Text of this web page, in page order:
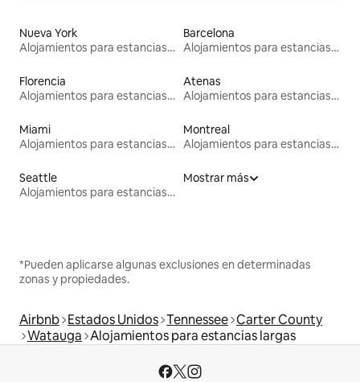
Nueva York
Alojamientos para estancias largas
Barcelona
Alojamientos para estancias largas
Florencia
Alojamientos para estancias largas
Atenas
Alojamientos para estancias largas
Miami
Alojamientos para estancias largas
Montreal
Alojamientos para estancias largas
Seattle
Alojamientos para estancias largas
Mostrar más
*Pueden aplicarse algunas exclusiones en determinadas
zonas y propiedades.
Airbnb Estados Unidos Tennessee Carter County
Watauga Alojamientos para estancias largas